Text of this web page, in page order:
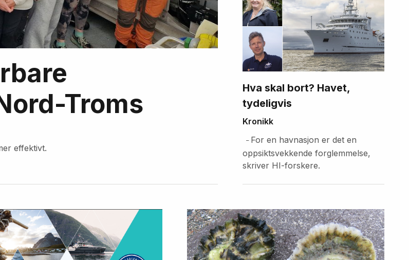
Troms
effektivt.
Hva skal bort? Havet,
tydeligvis
Kronikk
– For en havnasjon er det en
oppsiktsvekkende forglemmelse,
skriver HI-forskere.